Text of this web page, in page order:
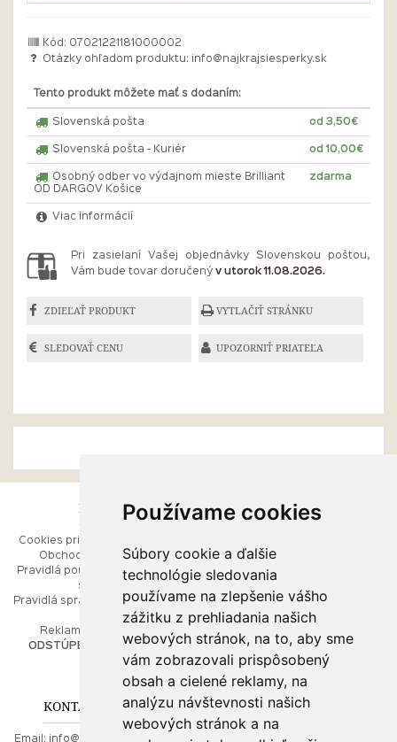
Používame cookies
Súbory cookie a ďalšie
technológie sledovania
používame na zlepšenie vášho
zážitku z prehliadania našich
webových stránok, na to, aby sme
vám zobrazovali prispôsobený
obsah a cielené reklamy, na
analýzu návštevnosti našich
webových stránok a na
Kód: 07021221181000002
Otázky ohľadom produktu:
info@najkrajsiesperky.sk
Tento produkt môžete mať s dodaním:
Slovenská pošta od 3,50€
Slovenská pošta - Kuriér od 10,00€
Osobný odber vo výdajnom mieste Brilliant
OD DARGOV Košice
zdarma
Viac informácií
Pri zasielaní Vašej objednávky Slovenskou poštou,
Vám bude tovar doručený v utorok 11.08.2026.
ZDIEĽAŤ PRODUKT VYTLAČIŤ STRÁNKU
SLEDOVAŤ CENU UPOZORNIŤ PRIATEĽA
ESHOP
Cookies pri prezeraní stránok
Obchodné podmienky
Pravidlá používania webových
stránok
Pravidlá spracúvania osobných
Reklamačný poriadok
ODSTÚPENIE OD ZMLUVY
RÝCHLE MENU
Ako balíme Vaše šperky
Kontaktujte nás
PORADŇA
Ako nakupovať
O drahých kovoch
Doprava a poštovné
KONTAKT NA NÁS
Email: info@najkrajsiesperky.sk